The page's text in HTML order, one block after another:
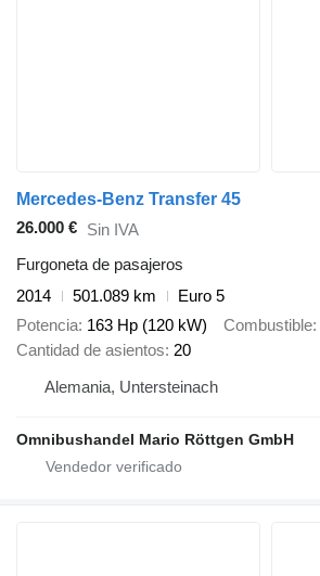
Mercedes-Benz Transfer 45
26.000 € Sin IVA
Furgoneta de pasajeros
2014
501.089 km
Euro 5
Potencia 163 Hp (120 kW) Combustible
Cantidad de asientos 20
Alemania, Untersteinach
Omnibushandel Mario Röttgen GmbH